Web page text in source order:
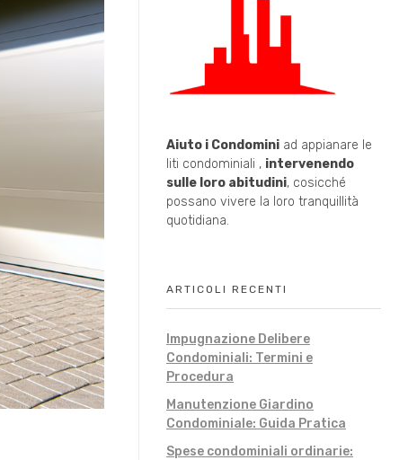
Aiuto i Condomini ad appianare le
liti condominiali , intervenendo
sulle loro abitudini, cosicché
possano vivere la loro tranquillità
quotidiana.
ARTICOLI RECENTI
Impugnazione Delibere
Condominiali: Termini e
Procedura
Manutenzione Giardino
Condominiale: Guida Pratica
Spese condominiali ordinarie: